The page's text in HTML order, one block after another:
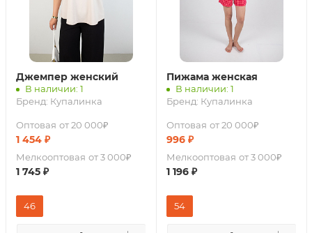
Джемпер женский
В наличии: 1
Бренд: Купалинка
Оптовая от 20 000₽
1 454 ₽
Мелкооптовая от 3 000₽
1 745 ₽
46
Пижама женская
В наличии: 1
Бренд: Купалинка
Оптовая от 20 000₽
996 ₽
Мелкооптовая от 3 000₽
1 196 ₽
54